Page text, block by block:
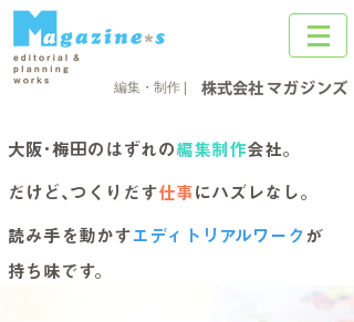
編集・制作 |
大阪･梅田のはずれの編集制作会社。
読み手を動かすエディトリアルワーク が
持ち味です。
だけど､つくりだす仕事にハズレなし。